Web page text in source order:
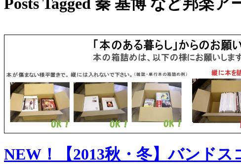
Posts Tagged 秦 基博 など邦楽
NEW！【2013秋・冬】バンド